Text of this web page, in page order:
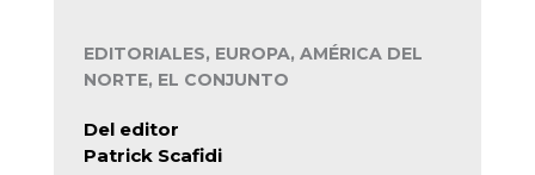
EDITORIALES, EUROPA, AMÉRICA DEL
NORTE, EL CONJUNTO
Del editor
Patrick Scafidi